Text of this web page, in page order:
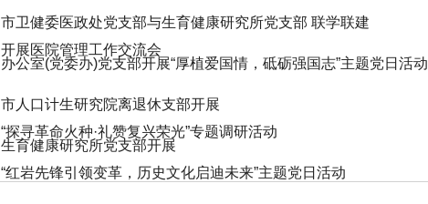
市卫健委医政处党支部与生育健康研究所党支部 联学联建
开展医院管理工作交流会
办公室(党委办)党支部开展“厚植爱国情，砥砺强国志”主题党日活动
市人口计生研究院离退休支部开展
“探寻革命火种·礼赞复兴荣光”专题调研活动
生育健康研究所党支部开展
“红岩先锋引领变革，历史文化启迪未来”主题党日活动